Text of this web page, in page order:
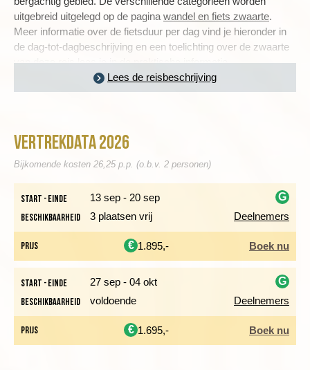
uitgebreid uitgelegd op de pagina wandel en fiets zwaarte.
Meer informatie over de fietsduur per dag vind je hieronder in
de dag-tot-dagbeschrijving en een toelichting over de zwaarte
van deze reis lees je inde praktische informatie.
Dag 1 Amsterdam - Olbia - Bosa Marina
Na aankomst op de luchthaven van Olbia rijden we met onze
stadje Bosa. Het stadje ligt in het westen aan de Temo-rivier,
die vlakbij uitmondt in de Middellandse Zee. Bosa heeft veel
Spaanse invloeden met onder meer een middeleeuwse wijk en
mooie straten met 18e- en 19e-eeuwse paleisachtige
woningen. De stad is ook bekend om zijn smeedwerk en
kantproductie.
naar Alghero - Bosa Marina
Lees de reisbeschrijving
Vertrekdata 2026
Bijkomende kosten 26,25 p.p. (o.b.v. 2 personen)
Start - einde 13 sep - 20 sep G
i
Beschikbaarheid 3 plaatsen vrij Deelnemers
Prijs € 1.895,- Boek nu
Start - einde 27 sep - 04 okt G
i
Beschikbaarheid voldoende Deelnemers
Prijs € 1.695,- Boek nu